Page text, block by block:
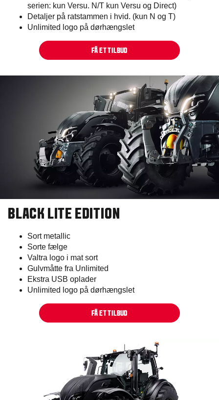
serien: kun Versu. N/T kun Versu og Direct)
Detaljer på ratstammen i hvid. (kun N og T)
Unlimited logo på dørhængslet
FÅ ET TILBUD
BLACK LITE EDITION​
Sort metallic
Sorte fælge
Valtra logo i mat sort
Gulvmåtte fra Unlimited
Ekstra USB oplader
Unlimited logo på dørhængslet
FÅ ET TILBUD